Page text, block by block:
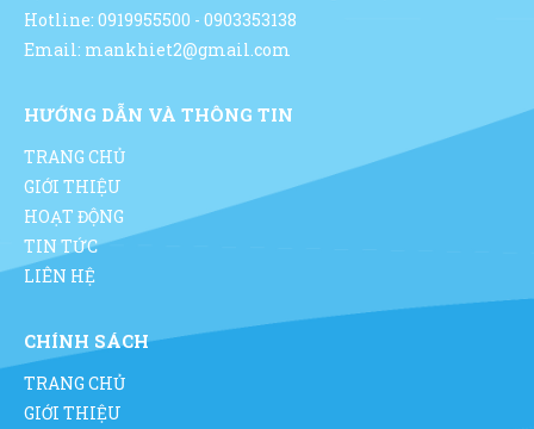
Hotline: 0919955500 - 0903353138
Email: mankhiet2@gmail.com
HƯỚNG DẪN VÀ THÔNG TIN
TRANG CHỦ
GIỚI THIỆU
HOẠT ĐỘNG
TIN TỨC
LIÊN HỆ
CHÍNH SÁCH
TRANG CHỦ
GIỚI THIỆU